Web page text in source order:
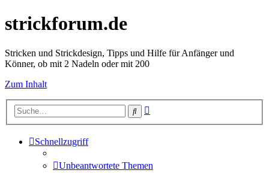
strickforum.de
Stricken und Strickdesign, Tipps und Hilfe für Anfänger und
Könner, ob mit 2 Nadeln oder mit 200
Zum Inhalt
Suche
Schnellzugriff
Unbeantwortete Themen